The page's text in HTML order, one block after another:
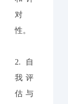
对
性。
2.
自
我评
估与